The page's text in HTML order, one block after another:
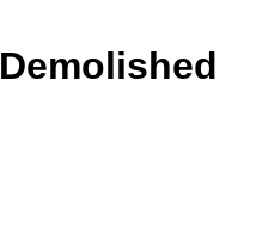
Demolished